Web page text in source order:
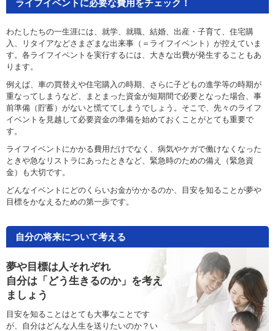
ライフイベントに必要な費用をチェック！
わたしたちの一生涯には、就学、就職、結婚、出産・子育て、住宅購
入、リタイアなどさまざまな出来事（＝ライフイベント）が控えていま
す。各ライフイベントを実行するには、大きな出費が発生することもあ
ります。
例えば、車の買替えや住宅購入の時期、さらに子どもの進学等の時期が
重なってしまうなど、まとまった資金が短期間で必要となった場合、事
前準備（貯蓄）がないと慌ててしまうでしょう。そこで、先々のライフ
イベントを見越して必要資金の準備を始めておくことがとても重要で
す。
ライフイベントにかかる費用だけでなく、病気やケガで働けなくなった
ときや急なリストラにあったときなど、緊急時のための備え（緊急資
金）も大切です。
どんなイベントにどのくらいお金がかかるのか、目安を知ることが夢や
目標をかなえるための第一歩です。
自分の将来について考える
夢や目標は人それぞれ
自分は「どう生きるのか」を考え
ましょう
目安を知ることはとても大事なことです
が、自分はどんな人生を送りたいのか？い